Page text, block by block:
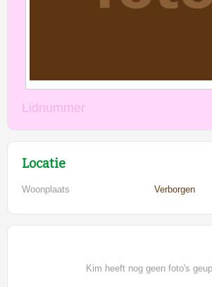
Lidnummer
Locatie
Woonplaats Verborgen
Kim heeft nog geen foto's